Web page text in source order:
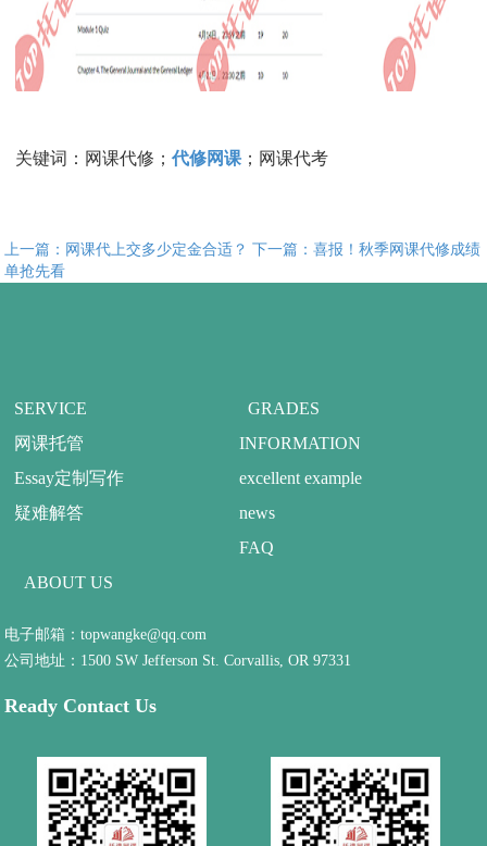
关键词：网课代修；代修网课 ；网课代考
上一篇：网课代上交多少定金合适？ 下一篇：喜报！秋季网课代修成绩
单抢先看
SERVICE
网课托管
Essay定制写作
疑难解答
GRADES
INFORMATION
excellent example
news
FAQ
ABOUT US
电子邮箱：topwangke@qq.com
公司地址：1500 SW Jefferson St. Corvallis, OR 97331
Ready Contact Us